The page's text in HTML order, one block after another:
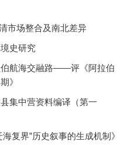
市场整合及南北差异
史研究
伯航海交融路——评《阿拉伯
》
集中营资料编译（第一
复界”历史叙事的生成机制》